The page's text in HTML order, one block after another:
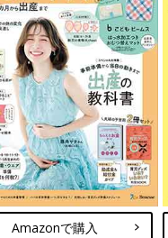
、深刻なミルク不足が起
ならないためにどのよう
ある商品です。赤ちゃ
は避けなくてはならない
製造工場が被災した場合
まで供給できるくらいの
でなく原料や包材なども
部、液体ミルクは群馬の
の工場が被災しても生
す。
Amazonで購入